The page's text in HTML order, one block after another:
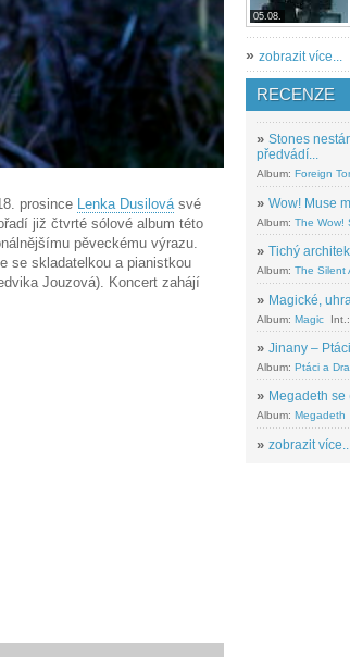
prosince Lenka Dusilovásvé
již čtvrté sólové album této
pěveckému výrazu.
se skladatelkou a pianistkou
Jouzová). Koncert zahájí
05.08.
» zobrazit více...
RECENZE
» Stones
předvádí...
Album: Foreign
» Wow! Muse
Album: The Wow!
» Tichý
Album: The Silent
» Magické,
Album: Magic Int.:
» Jinany –
Album: Ptáci a
» Megadeth
Album: Megadeth
» zobrazit více...